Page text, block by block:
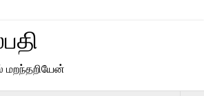
மறந்தறியேன்